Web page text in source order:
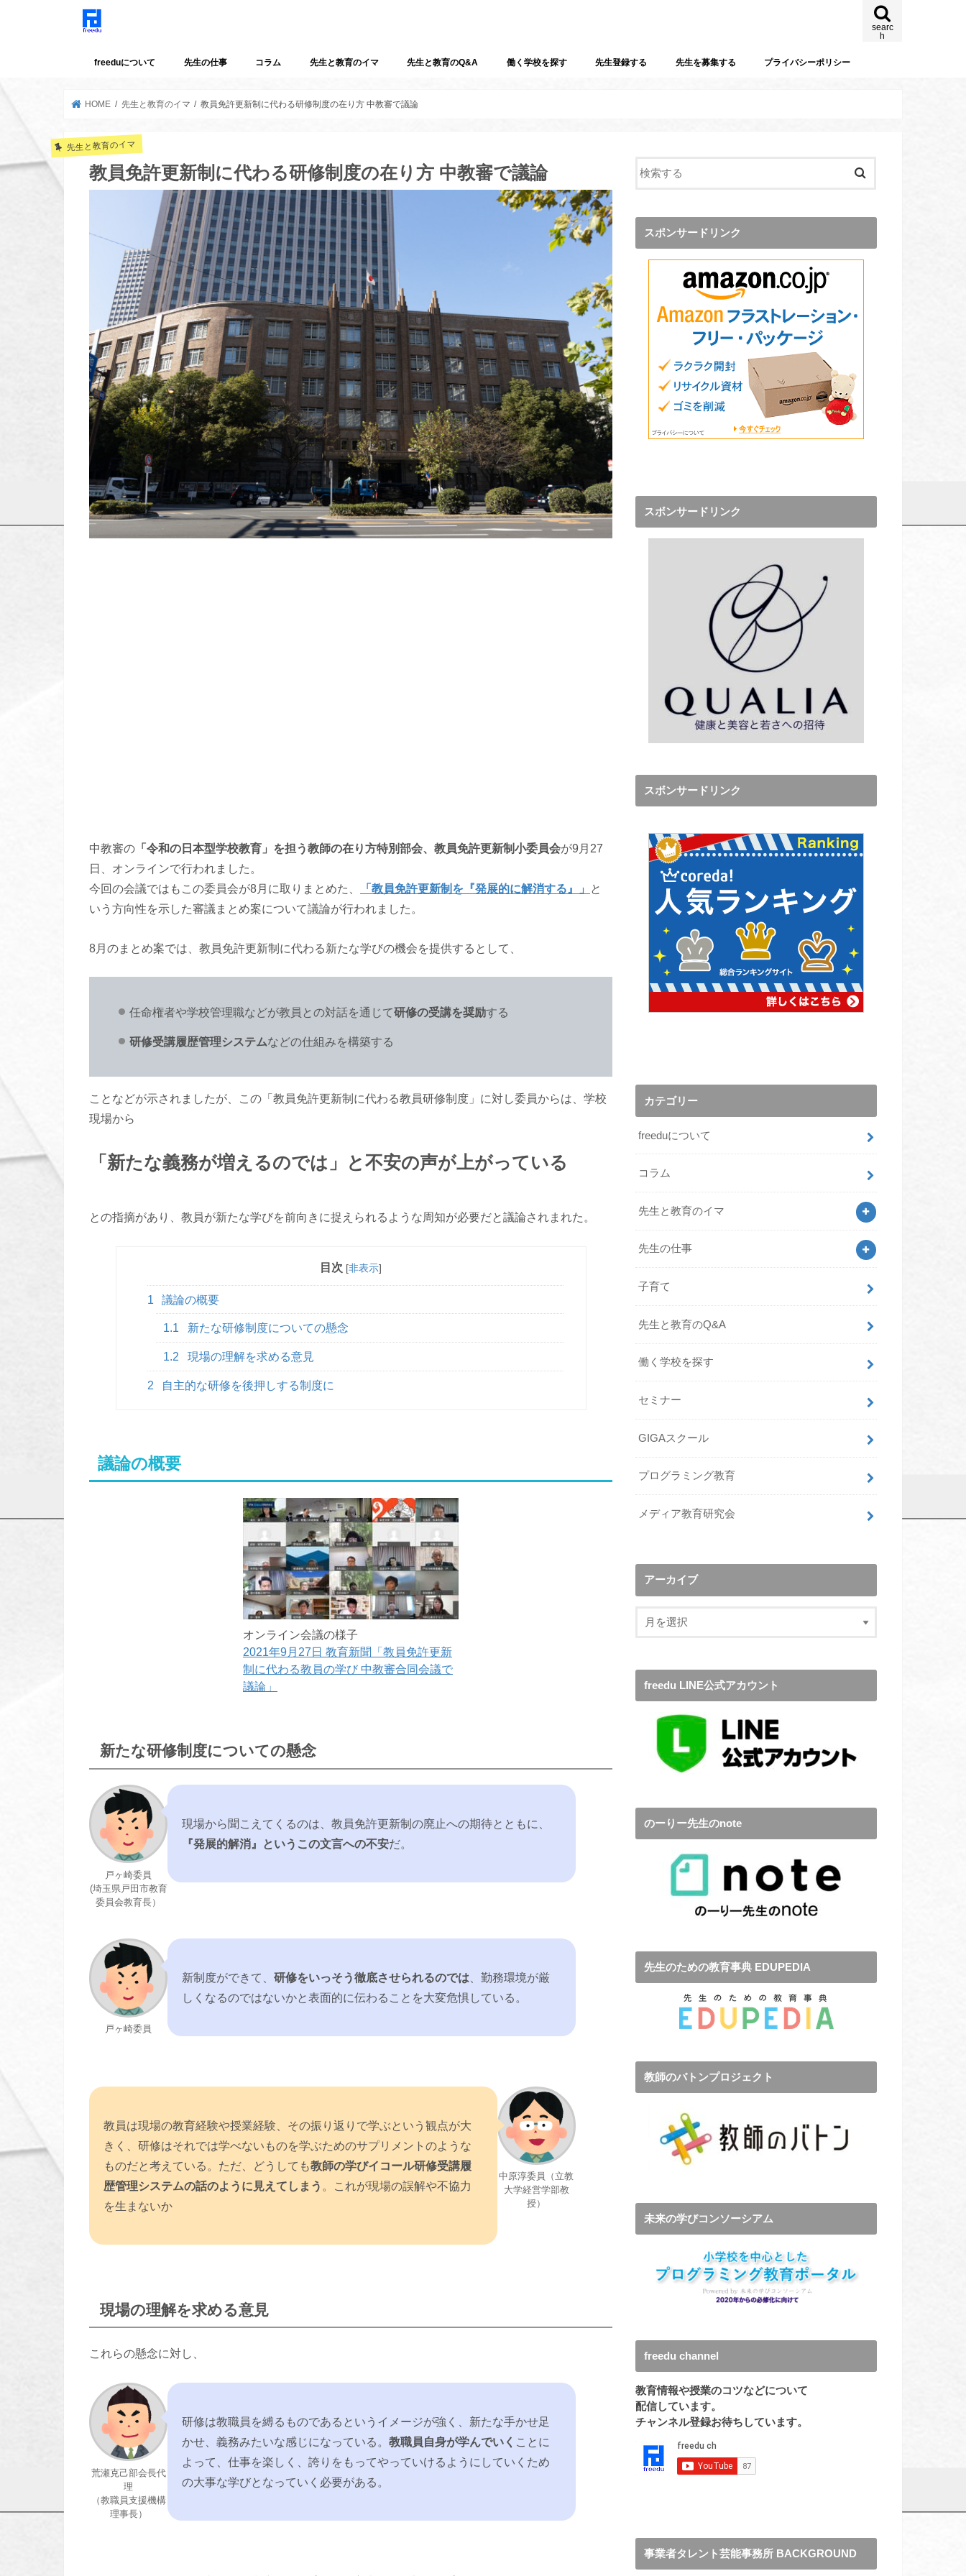
searc
h
freeduについて 先生の仕事 コラム 先生と教育のイマ 先生と教育のQ&A 働く学校を探す 先生登録する 先生を募集する プライバシーポリシー
HOME 先生と教育のイマ 教員免許更新制に代わる研修制度の在り方 中教審で議論
先生と教育のイマ
教員免許更新制に代わる研修制度の在り方 中教審で議論
中教審の 「令和の日本型学校教育」を担う教師の在り方特別部会、教員免許更新制小委員会が9月27
日、オンラインで行われました。
今回の会議ではもこの委員会が8月に取りまとめた、
「教員免許更新制を『発展的に解消する』」
と
いう方向性を示した審議まとめ案について議論が行われました。
8月のまとめ案では、教員免許更新制に代わる新たな学びの機会を提供するとして、
任命権者や学校管理職などが教員との対話を通じて研修の受講を奨励する
研修受講履歴管理システムなどの仕組みを構築する
ことなどが示されましたが、この「教員免許更新制に代わる教員研修制度」に対し委員からは、学校
現場から
「新たな義務が増えるのでは」と不安の声が上がっている
との指摘があり、教員が新たな学びを前向きに捉えられるような周知が必要だと議論されまれた。
目次 [非表示]
1 議論の概要
1.1 新たな研修制度についての懸念
1.2 現場の理解を求める意見
2 自主的な研修を後押しする制度に
議論の概要
オンライン会議の様子
2021年9月27日 教育新聞「教員免許更新
制に代わる教員の学び 中教審合同会議で
議論」
新たな研修制度についての懸念
戸ヶ崎委員
(埼玉県戸田市教育
委員会教育長）
現場から聞こえてくるのは、教員免許更新制の廃止への期待とともに、
『発展的解消』というこの文言への不安だ。
戸ヶ崎委員
新制度ができて、研修をいっそう徹底させられるのでは 、勤務環境が厳
しくなるのではないかと表面的に伝わることを大変危惧している。
教員は現場の教育経験や授業経験、その振り返りで学ぶという観点が大
きく、研修はそれでは学べないものを学ぶためのサプリメントのような
ものだと考えている。ただ、どうしても教師の学びイコール研修受講履
歴管理システムの話のように見えてしまう 。これが現場の誤解や不協力
を生まないか
中原淳委員（立教
大学経営学部教
授）
現場の理解を求める意見
これらの懸念に対し、
荒瀬克己部会長代
理
（教職員支援機構
理事長）
研修は教職員を縛るものであるというイメージが強く、新たな手かせ足
かせ、義務みたいな感じになっている。教職員自身が学んでいく ことに
よって、仕事を楽しく、誇りをもってやっていけるようにしていくため
の大事な学びとなっていく必要がある。
スポンサードリンク
スボンサードリンク
スボンサードリンク
カテゴリー
freeduについて
コラム
先生と教育のイマ
先生の仕事
子育て
先生と教育のQ&A
働く学校を探す
セミナー
GIGAスクール
プログラミング教育
メディア教育研究会
アーカイブ
freedu LINE公式アカウント
のーりー先生のnote
先生のための教育事典 EDUPEDIA
教師のバトンプロジェクト
未来の学びコンソーシアム
freedu channel
教育情報や授業のコツなどについて
配信しています。
チャンネル登録お待ちしています。
事業者タレント芸能事務所 BACKGROUND